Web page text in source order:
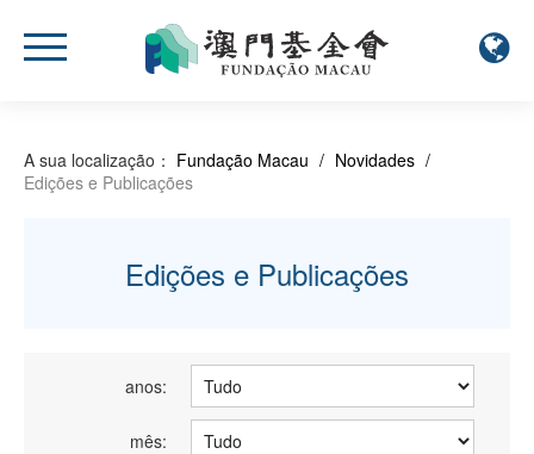
A sua localização： Fundação Macau / Novidades /
Edições e Publicações
Edições e Publicações
anos:
mês: